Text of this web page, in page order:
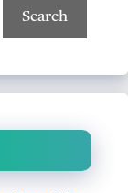
Search